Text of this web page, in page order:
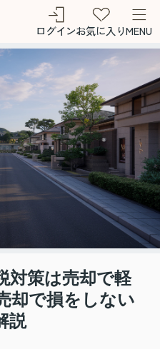
ログインお気に入りMENU
対策は売却で軽
却で損をしない
説